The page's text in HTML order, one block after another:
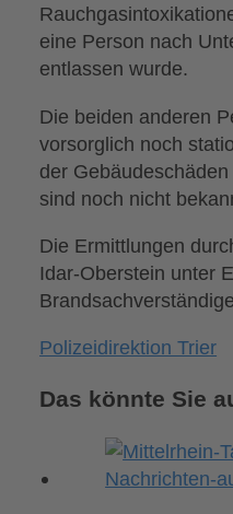
eine Person nach
entlassen wurde.
Die beiden anderen
vorsorglich noch
der
sind noch nicht
Die Ermittlungen
Idar-Oberstein unter
Polizeidirektion Trier
Das könnte Sie